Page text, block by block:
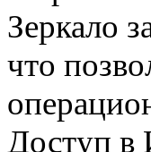
Зеркало
что
Доступ в